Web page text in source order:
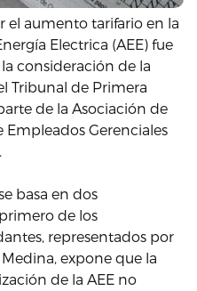
el aumento tarifario en la
Electrica (AEE) fue
consideración de la
Tribunal de Primera
de la Asociación de
Empleados Gerenciales
basa en dos
de los
representados por
expone que la
de la AEE no